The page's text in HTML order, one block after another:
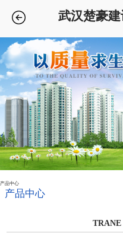
武汉楚豪
产品中心
产品中心
TRANE